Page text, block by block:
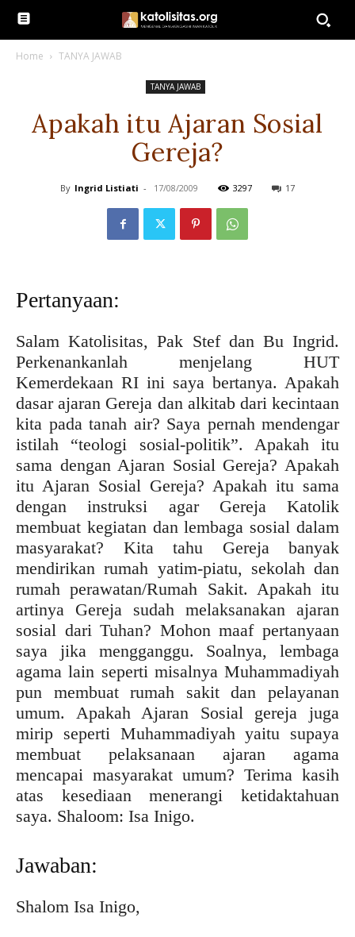
Home TANYA JAWAB
TANYA JAWAB
Apakah itu Ajaran Sosial
Gereja?
By Ingrid Listiati - 17/08/2009 3297 17
Pertanyaan:
Salam Katolisitas, Pak Stef dan Bu Ingrid.
Perkenankanlah menjelang HUT
Kemerdekaan RI ini saya bertanya. Apakah
dasar ajaran Gereja dan alkitab dari kecintaan
kita pada tanah air? Saya pernah mendengar
istilah “teologi sosial-politik”. Apakah itu
sama dengan Ajaran Sosial Gereja? Apakah
itu Ajaran Sosial Gereja? Apakah itu sama
dengan instruksi agar Gereja Katolik
membuat kegiatan dan lembaga sosial dalam
masyarakat? Kita tahu Gereja banyak
mendirikan rumah yatim-piatu, sekolah dan
rumah perawatan/Rumah Sakit. Apakah itu
artinya Gereja sudah melaksanakan ajaran
sosial dari Tuhan? Mohon maaf pertanyaan
saya jika mengganggu. Soalnya, lembaga
agama lain seperti misalnya Muhammadiyah
pun membuat rumah sakit dan pelayanan
umum. Apakah Ajaran Sosial gereja juga
mirip seperti Muhammadiyah yaitu supaya
membuat pelaksanaan ajaran agama
mencapai masyarakat umum? Terima kasih
atas kesediaan menerangi ketidaktahuan
saya. Shaloom: Isa Inigo.
Jawaban:
Shalom Isa Inigo,